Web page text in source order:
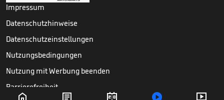
    
Impressum
Datenschutzhinweise
Datenschutzeinstellungen
Nutzungsbedingungen
Nutzung mit Werbung beenden
Barrierefreiheit